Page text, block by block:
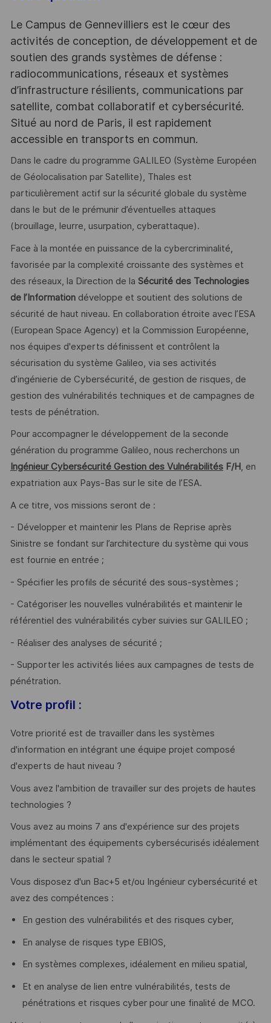
Le Campus de Gennevilliers est le cœur des
activités de conception, de développement et de
soutien des grands systèmes de défense :
radiocommunications, réseaux et systèmes
d’infrastructure résilients, communications par
satellite, combat collaboratif et cybersécurité.
Situé au nord de Paris, il est rapidement
accessible en transports en commun.
Dans le cadre du programme GALILEO (Système Européen
de Géolocalisation par Satellite), Thales est
particulièrement actif sur la sécurité globale du système
dans le but de le prémunir d’éventuelles attaques
(brouillage, leurre, usurpation, cyberattaque).
Face à la montée en puissance de la cybercriminalité,
favorisée par la complexité croissante des systèmes et
des réseaux, la Direction de la Sécurité des Technologies
de l’Informationdéveloppe et soutient des solutions de
sécurité de haut niveau. En collaboration étroite avec l’ESA
(European Space Agency) et la Commission Européenne,
nos équipes d'experts définissent et contrôlent la
sécurisation du système Galileo, via ses activités
d’ingénierie de Cybersécurité, de gestion de risques, de
gestion des vulnérabilités techniques et de campagnes de
tests de pénétration.
Pour accompagner le développement de la seconde
génération du programme Galileo, nous recherchons un
Ingénieur Cybersécurité Gestion des VulnérabilitésF/H, en
expatriation aux Pays-Bas sur le site de l’ESA.
A ce titre, vos missions seront de :
- Développer et maintenir les Plans de Reprise après
Sinistre se fondant sur l’architecture du système qui vous
est fournie en entrée ;
- Spécifier les profils de sécurité des sous-systèmes ;
- Catégoriser les nouvelles vulnérabilités et maintenir le
référentiel des vulnérabilités cyber suivies sur GALILEO ;
- Réaliser des analyses de sécurité ;
- Supporter les activités liées aux campagnes de tests de
pénétration.
Votre profil :
Votre priorité est de travailler dans les systèmes
d'information en intégrant une équipe projet composé
d'experts de haut niveau ?
Vous avez l'ambition de travailler sur des projets de hautes
technologies ?
Vous avez au moins 7 ans d'expérience sur des projets
implémentant des équipements cybersécurisés idéalement
dans le secteur spatial ?
Vous disposez d'un Bac+5 et/ou Ingénieur cybersécurité et
avez des compétences :
En gestion des vulnérabilités et des risques cyber,
En analyse de risques type EBIOS,
En systèmes complexes, idéalement en milieu spatial,
Et en analyse de lien entre vulnérabilités, tests de
pénétrations et risques cyber pour une finalité de MCO.